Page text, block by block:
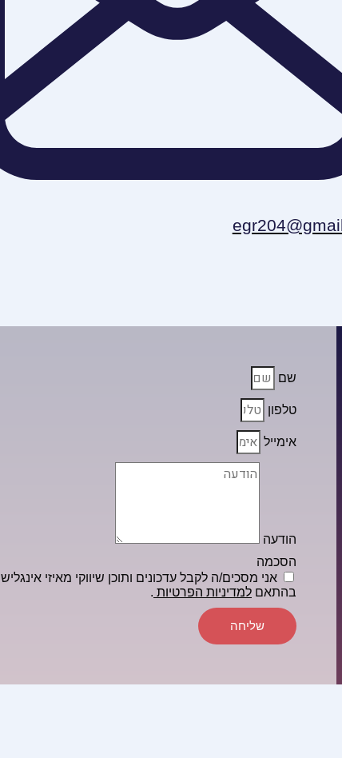
שם
טלפון
אימייל
הודעה
הסכמה
אני מסכים/ה לקבל עדכונים ותוכן שיווקי מאיזי אינגליש
בהתאם למדיניות הפרטיות .
שליחה